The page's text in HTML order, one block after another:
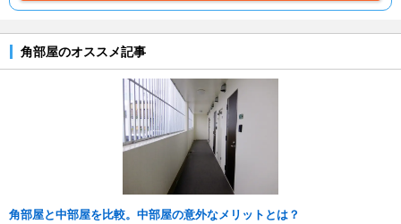
角部屋のオススメ記事
角部屋と中部屋を比較。中部屋の意外なメリットとは？